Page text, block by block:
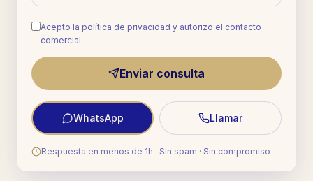
Acepto la política de privacidad y autorizo el contacto
comercial.
Enviar consulta
WhatsApp Llamar
Respuesta en menos de 1h · Sin spam · Sin compromiso